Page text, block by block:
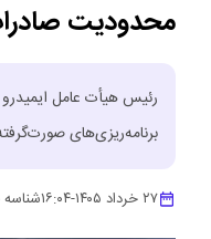
محدودیت
رئیس هیأت عامل
برنامه‌ریزی‌های
۲۷ خرداد ۱۴۰۵ -۱۶:۰۴شناسه